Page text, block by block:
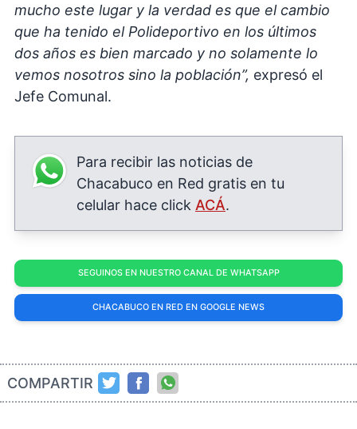
mucho este lugar y la verdad es que el cambio
que ha tenido el Polideportivo en los últimos
dos años es bien marcado y no solamente lo
vemos nosotros sino la población”, expresó el
Jefe Comunal.
Para recibir las noticias de
Chacabuco en Red gratis en tu
celular hace click ACÁ.
SEGUINOS EN NUESTRO CANAL DE WHATSAPP
CHACABUCO EN RED EN GOOGLE NEWS
COMPARTIR